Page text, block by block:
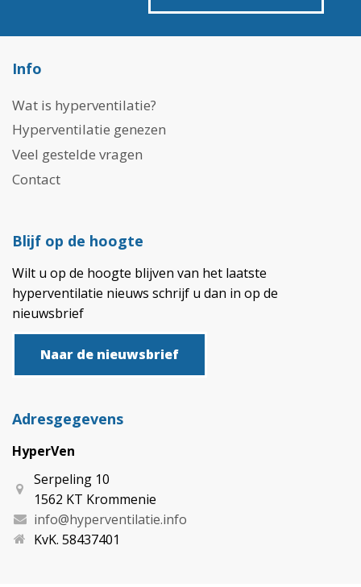
Info
Wat is hyperventilatie?
Hyperventilatie genezen
Veel gestelde vragen
Contact
Blijf op de hoogte
Wilt u op de hoogte blijven van het laatste
hyperventilatie nieuws schrijf u dan in op de
nieuwsbrief
Naar de nieuwsbrief
Adresgegevens
HyperVen
Serpeling 10
1562 KT Krommenie
info@hyperventilatie.info
KvK. 58437401